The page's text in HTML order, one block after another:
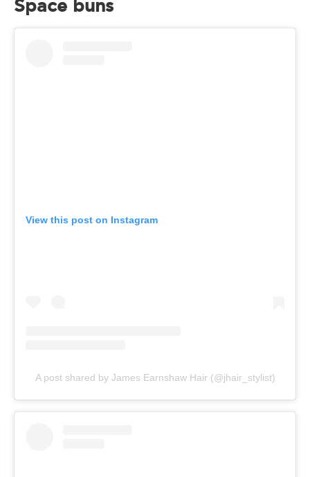
Space buns
View this post on Instagram
A post shared by James Earnshaw Hair (@jhair_stylist)